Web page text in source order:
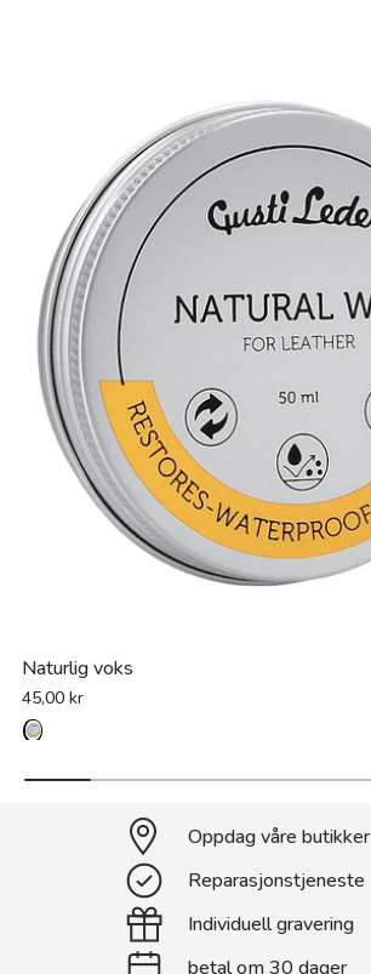
Naturlig voks
45,00 kr
Oppdag våre butikker
Reparasjonstjeneste
Individuell gravering
betal om 30 dager